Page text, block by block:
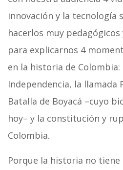
innovación y la tecnología
hacerlos muy
para explicarnos 4
en la historia de
Independencia, la llamada
Batalla de Boyacá –cuyo
hoy– y la constitución y
Colombia.
Porque la historia no